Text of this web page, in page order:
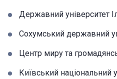
Державний університет
Сохумський державний
Центр миру та
Київський національний